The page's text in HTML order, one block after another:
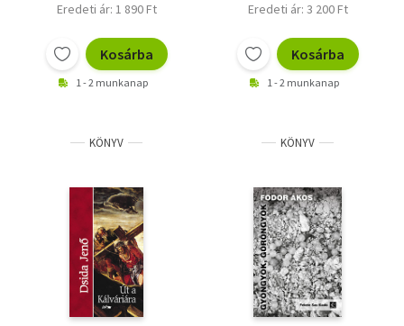
Eredeti ár: 1 890 Ft
Kosárba
1 - 2 munkanap
Eredeti ár: 3 200 Ft
Kosárba
1 - 2 munkanap
KÖNYV KÖNYV